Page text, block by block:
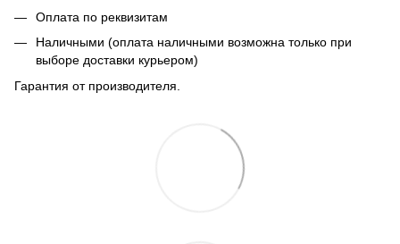
Оплата по реквизитам
Наличными (оплата наличными возможна только при
выборе доставки курьером)
Гарантия от производителя.